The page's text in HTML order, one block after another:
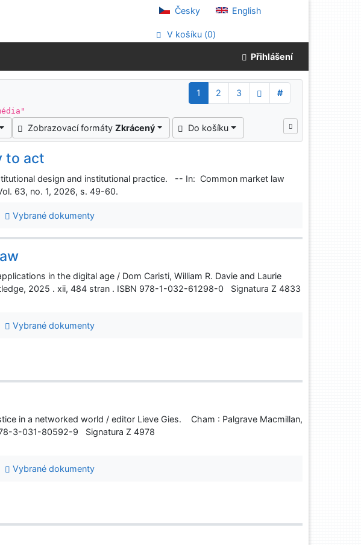
Česky English
V košíku (0)
Přihlášení
1 2 3
#
Zobrazovací formáty Zkrácený Do košíku
to act
design and institutional practice. -- In: Common market law
63, no. 1, 2026, s. 49-60.
Vybrané dokumenty
in the digital age / Dom Caristi, William R. Davie and Laurie
2025 . xii, 484 stran . ISBN 978-1-032-61298-0 Signatura Z 4833
Vybrané dokumenty
in a networked world / editor Lieve Gies. Cham : Palgrave Macmillan,
3-031-80592-9 Signatura Z 4978
Vybrané dokumenty